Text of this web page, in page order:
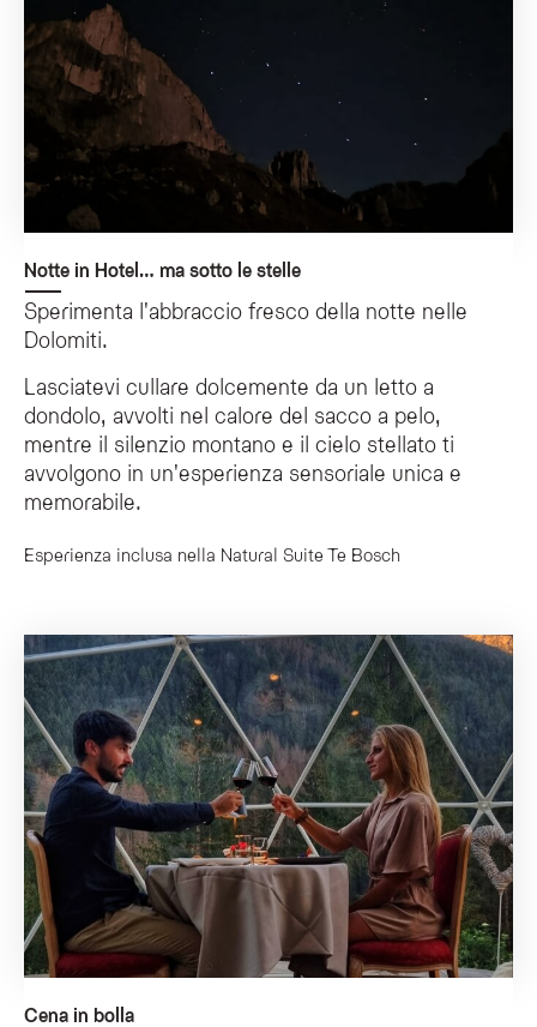
Notte in Hotel… ma sotto le stelle
Sperimenta l'abbraccio fresco della notte nelle
Dolomiti.
Lasciatevi cullare dolcemente da un letto a
dondolo, avvolti nel calore del sacco a pelo,
mentre il silenzio montano e il cielo stellato ti
avvolgono in un'esperienza sensoriale unica e
memorabile.
Esperienza inclusa nella Natural Suite Te Bosch
Cena in bolla